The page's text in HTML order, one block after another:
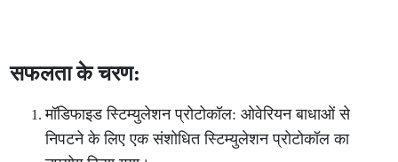
सफलता के चरण:
मॉडिफाइड स्टिम्युलेशन प्रोटोकॉल: ओवेरियन बाधाओं से
निपटने के लिए एक संशोधित स्टिम्युलेशन प्रोटोकॉल का